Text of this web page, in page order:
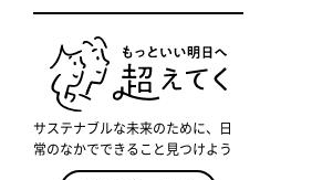
サステナブルな未来のために、日
常のなかでできること見つけよう